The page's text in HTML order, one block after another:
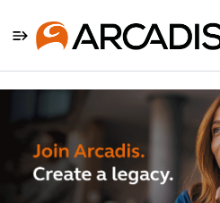
Single
Position